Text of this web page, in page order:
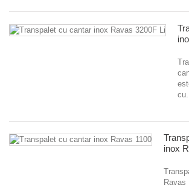
inox
Ravas